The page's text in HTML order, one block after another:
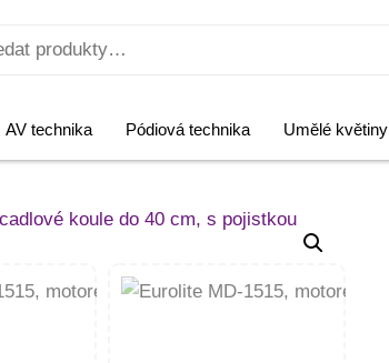
AV technika Pódiová technika Umělé květiny